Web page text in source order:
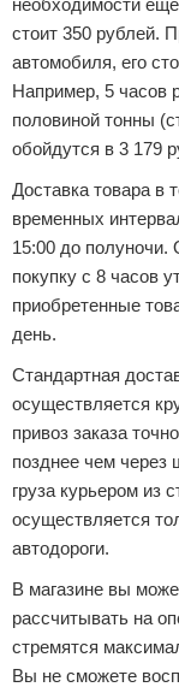
необходимости
стоит 350 рублей.
автомобиля, его
Например, 5 часов
половиной тонны
обойдутся в 3 179
Доставка товара в
временных
15:00 до
покупку с 8 часов
приобретенные
день.
Стандартная
осуществляется
привоз заказа
позднее чем через
груза курьером из
осуществляется
автодороги.
В магазине вы
рассчитывать на
стремятся
Вы не сможете